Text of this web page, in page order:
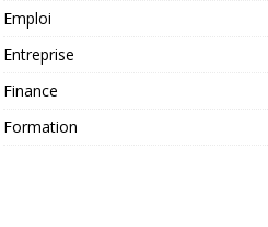
Emploi
Entreprise
Finance
Formation